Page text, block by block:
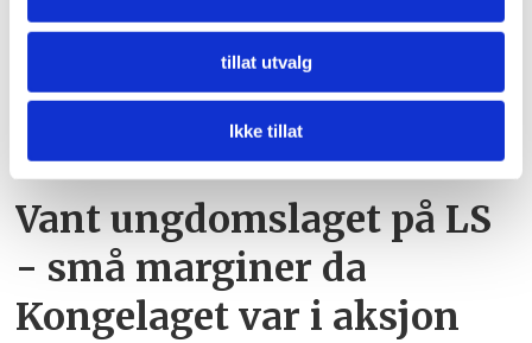
mediefunksjoner og for å analysere trafikken vår. Vi deler
vårt, med partnerne våre innen sosiale medier,
annonsering og analysearbeid, som kan kombinere den
med annen informasjon du har gjort tilgjengelig for dem,
eller som de har samlet inn gjennom din bruk av
tjenestene deres.
tillat utvalg
Ikke tillat
Vant ungdomslaget på LS
- små marginer da
Kongelaget var i aksjon